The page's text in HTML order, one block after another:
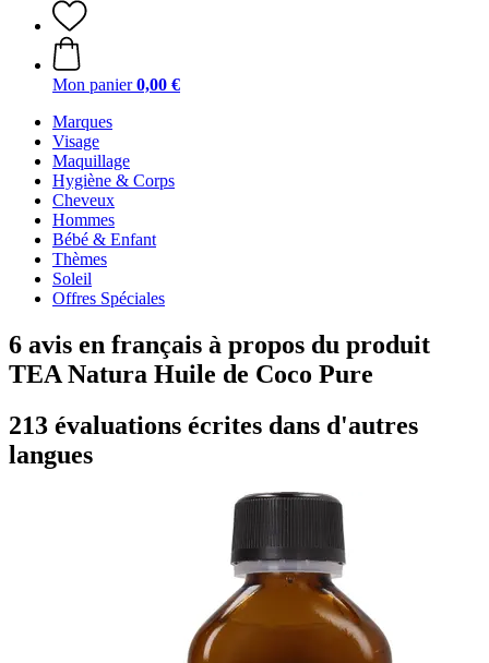
Mon panier 0,00 €
Marques
Visage
Maquillage
Hygiène & Corps
Cheveux
Hommes
Bébé & Enfant
Thèmes
Soleil
Offres Spéciales
6 avis en français à propos du produit
TEA Natura Huile de Coco Pure
213 évaluations écrites dans d'autres
langues